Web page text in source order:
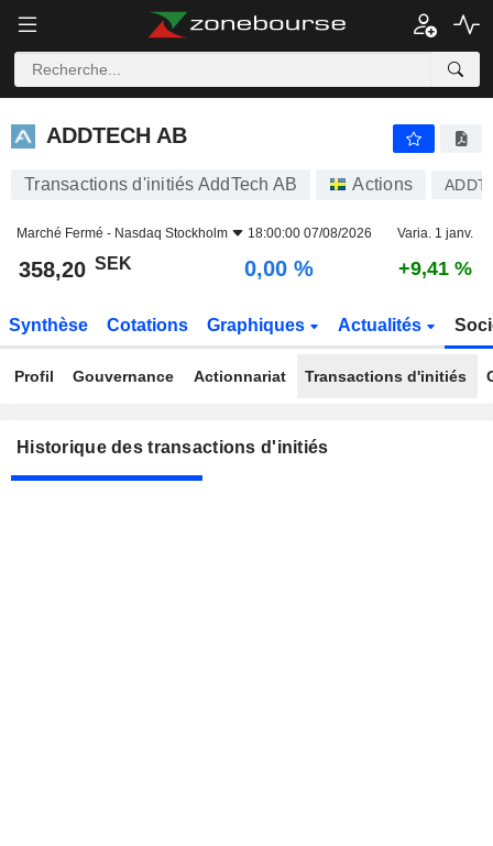
ADDTECH AB
ADDTECH AB
Transactions d'initiés AddTech AB Actions ADDT
Marché Fermé - Nasdaq Stockholm 18:00:00 07/08/2026 Varia. 1 janv.
358,20 SEK 0,00 % +9,41 %
Synthèse Cotations Graphiques Actualités
Profil Gouvernance Actionnariat Transactions d'initiés
Historique des transactions d'initiés